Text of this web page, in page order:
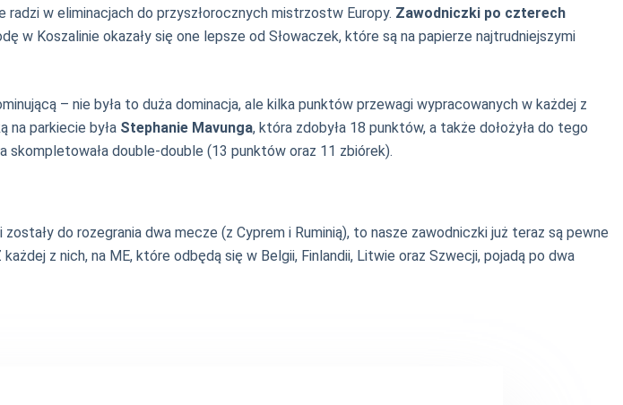
w eliminacjach do przyszłorocznych mistrzostw Europy. Zawodniczki po czterech
w Koszalinie okazały się one lepsze od Słowaczek, które są na papierze najtrudniejszymi
– nie była to duża dominacja, ale kilka punktów przewagi wypracowanych w każdej z
na parkiecie była Stephanie Mavunga, która zdobyła 18 punktów, a także dołożyła do tego
skompletowała double-double (13 punktów oraz 11 zbiórek).
do rozegrania dwa mecze (z Cyprem i Ruminią), to nasze zawodniczki już teraz są pewne
z nich, na ME, które odbędą się w Belgii, Finlandii, Litwie oraz Szwecji, pojadą po dwa